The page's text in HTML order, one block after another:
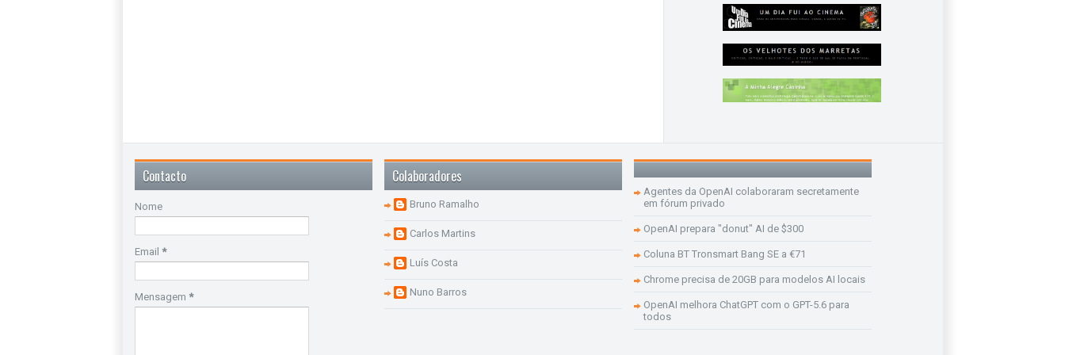
Contacto
Nome
Email *
Mensagem *
Colaboradores
Bruno Ramalho
Carlos Martins
Luís Costa
Nuno Barros
Agentes da OpenAI colaboraram secretamente
em fórum privado
OpenAI prepara "donut" AI de $300
Coluna BT Tronsmart Bang SE a €71
Chrome precisa de 20GB para modelos AI locais
OpenAI melhora ChatGPT com o GPT-5.6 para
todos